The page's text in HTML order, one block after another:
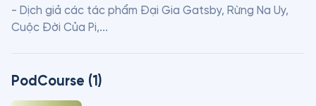
- Dịch giả các tác phẩm Đại Gia Gatsby, Rừng Na Uy,
Cuộc Đời Của Pi,...
PodCourse (1)